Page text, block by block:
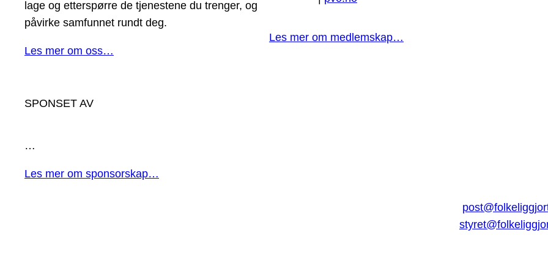
lage og etterspørre de tjenestene du trenger, og
påvirke samfunnet rundt deg.
Les mer om oss…
Les mer om medlemskap…
SPONSET AV
…
Les mer om sponsorskap…